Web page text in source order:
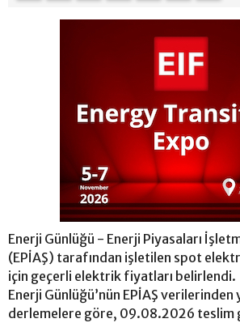
Enerji Günlüğü - Enerji Piyasaları
(EPİAŞ) tarafından işletilen spot
için geçerli elektrik fiyatları belirlendi.
Enerji Günlüğü’nün EPİAŞ verilerinden
derlemelere göre, 09.08.2026 teslim